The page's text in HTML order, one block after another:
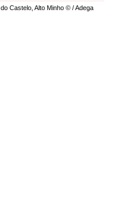
Castelo, Alto Minho © / Adega